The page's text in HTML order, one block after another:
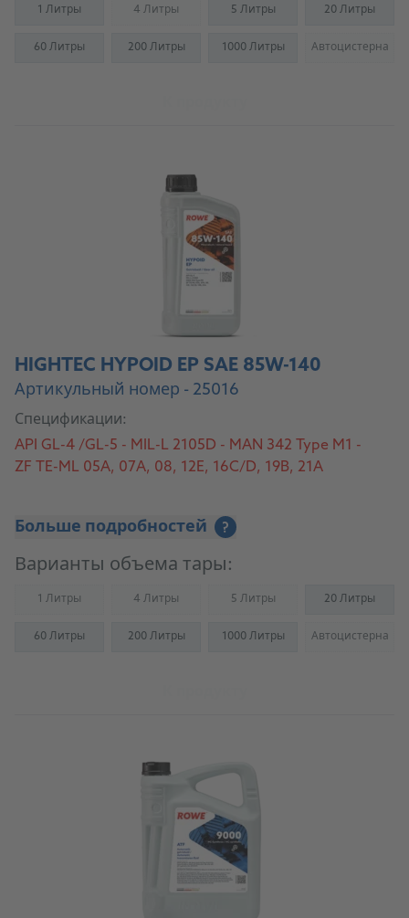
1 Литры 4 Литры(Not available) 5 Литры 20 Литры
60 Литры 200 Литры 1000 Литры Автоцистерна
(Not
HIGHTEC HYPOID EP SAE 85W-140
Артикульный номер - 25016
Спецификации:
API GL-4 /GL-5 - MIL-L 2105D - MAN 342 Type M1 -
ZF TE-ML 05A, 07A, 08, 12E, 16C/D, 19B, 21A
Больше подробностей ?
Варианты объема тары:
1 Литры(Not available) 4 Литры(Not available) 5 Литры(Not available) 20 Литры
60 Литры 200 Литры 1000 Литры Автоцистерна
(Not